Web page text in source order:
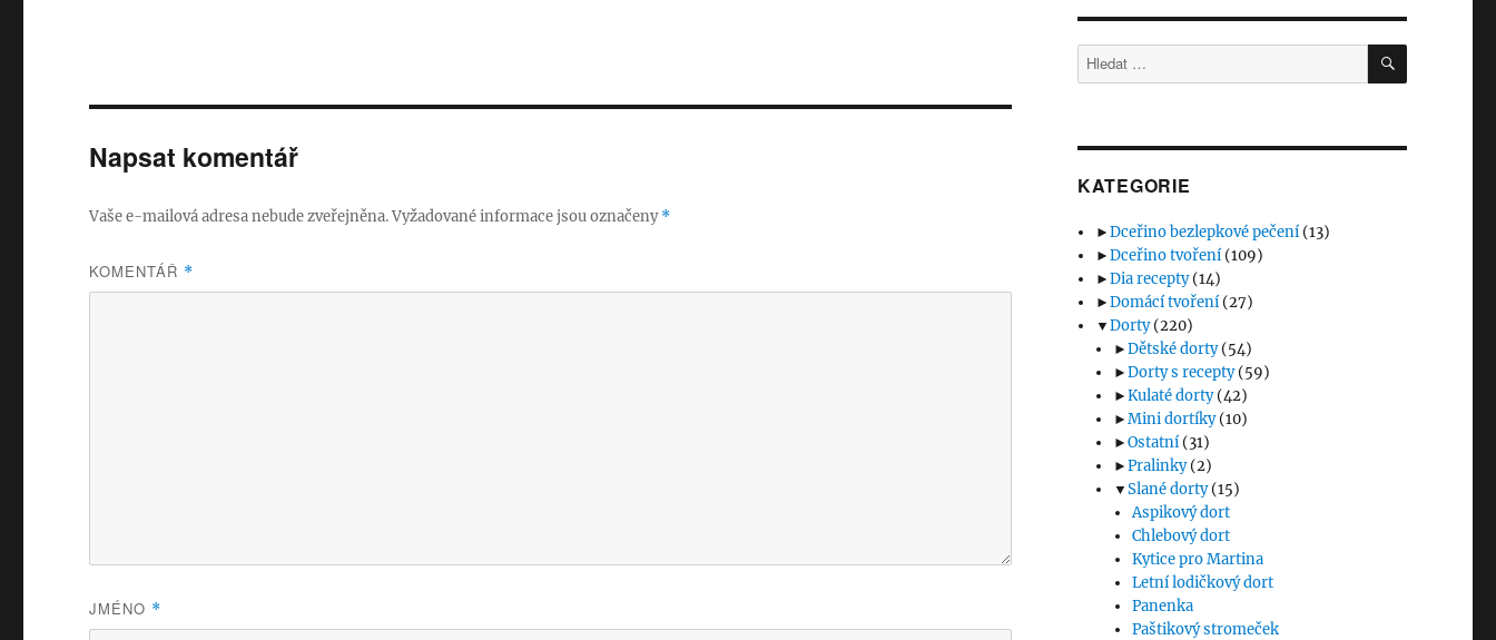
Napsat komentář
Vaše e-mailová adresa nebude zveřejněna.Vyžadované informace jsou označeny*
KOMENTÁŘ *
JMÉNO *
Hledat: HLEDÁNÍ
KATEGORIE
►Dceřino bezlepkové pečení (13)
►Dceřino tvoření (109)
►Dia recepty(14)
►Domácí tvoření (27)
▼Dorty(220)
►Dětské dorty(54)
►Dorty s recepty(59)
►Kulaté dorty(42)
►Mini dortíky(10)
►Ostatní (31)
►Pralinky(2)
▼Slané dorty(15)
Aspikový dort
Chlebový dort
Kytice pro Martina
Letní lodičkový dort
Panenka
Paštikový stromeček